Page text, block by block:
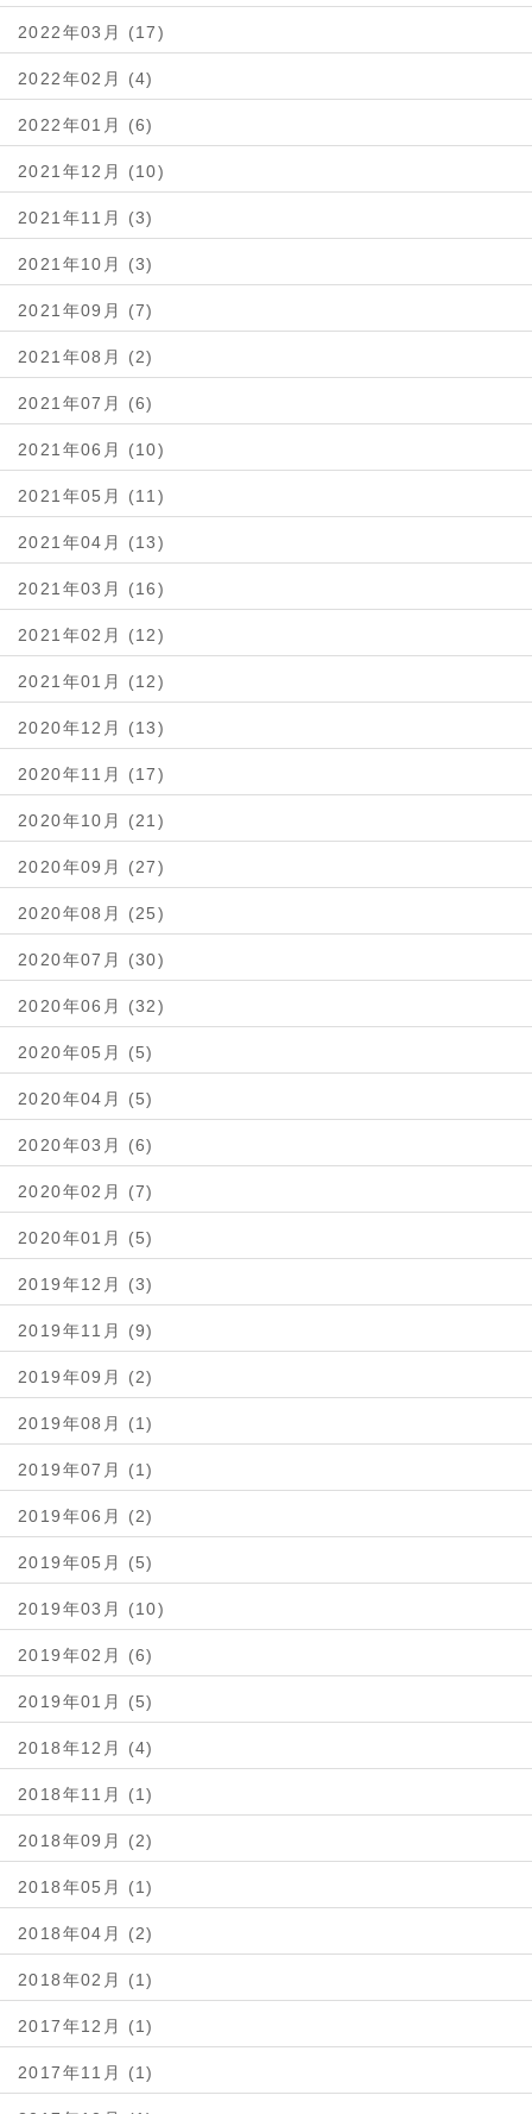
2022年03月 (17)
2022年02月 (4)
2022年01月 (6)
2021年12月 (10)
2021年11月 (3)
2021年10月 (3)
2021年09月 (7)
2021年08月 (2)
2021年07月 (6)
2021年06月 (10)
2021年05月 (11)
2021年04月 (13)
2021年03月 (16)
2021年02月 (12)
2021年01月 (12)
2020年12月 (13)
2020年11月 (17)
2020年10月 (21)
2020年09月 (27)
2020年08月 (25)
2020年07月 (30)
2020年06月 (32)
2020年05月 (5)
2020年04月 (5)
2020年03月 (6)
2020年02月 (7)
2020年01月 (5)
2019年12月 (3)
2019年11月 (9)
2019年09月 (2)
2019年08月 (1)
2019年07月 (1)
2019年06月 (2)
2019年05月 (5)
2019年03月 (10)
2019年02月 (6)
2019年01月 (5)
2018年12月 (4)
2018年11月 (1)
2018年09月 (2)
2018年05月 (1)
2018年04月 (2)
2018年02月 (1)
2017年12月 (1)
2017年11月 (1)